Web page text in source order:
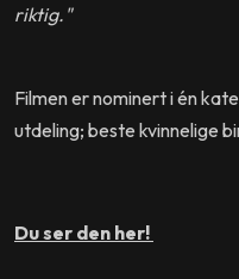
riktig."
Filmen er nominert i én
utdeling; beste kvinnelige
Du ser den her!